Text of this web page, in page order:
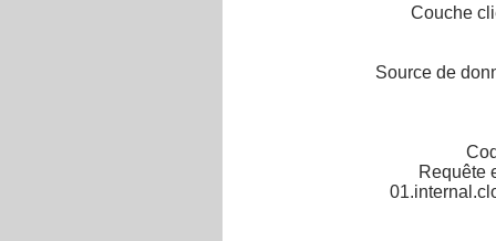
Couche
Source de
Requête